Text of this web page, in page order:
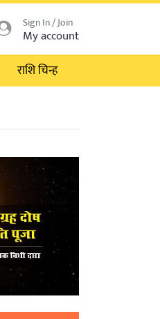
Sign In / Join
My account
राशि चिन्ह